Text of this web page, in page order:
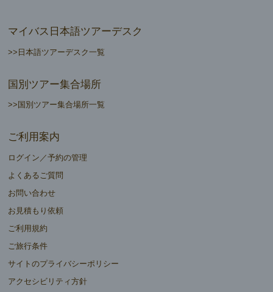
マイバス日本語ツアーデスク
>>日本語ツアーデスク一覧
国別ツアー集合場所
>>国別ツアー集合場所一覧
ご利用案内
ログイン／予約の管理
よくあるご質問
お問い合わせ
お見積もり依頼
ご利用規約
ご旅行条件
サイトのプライバシーポリシー
アクセシビリティ方針